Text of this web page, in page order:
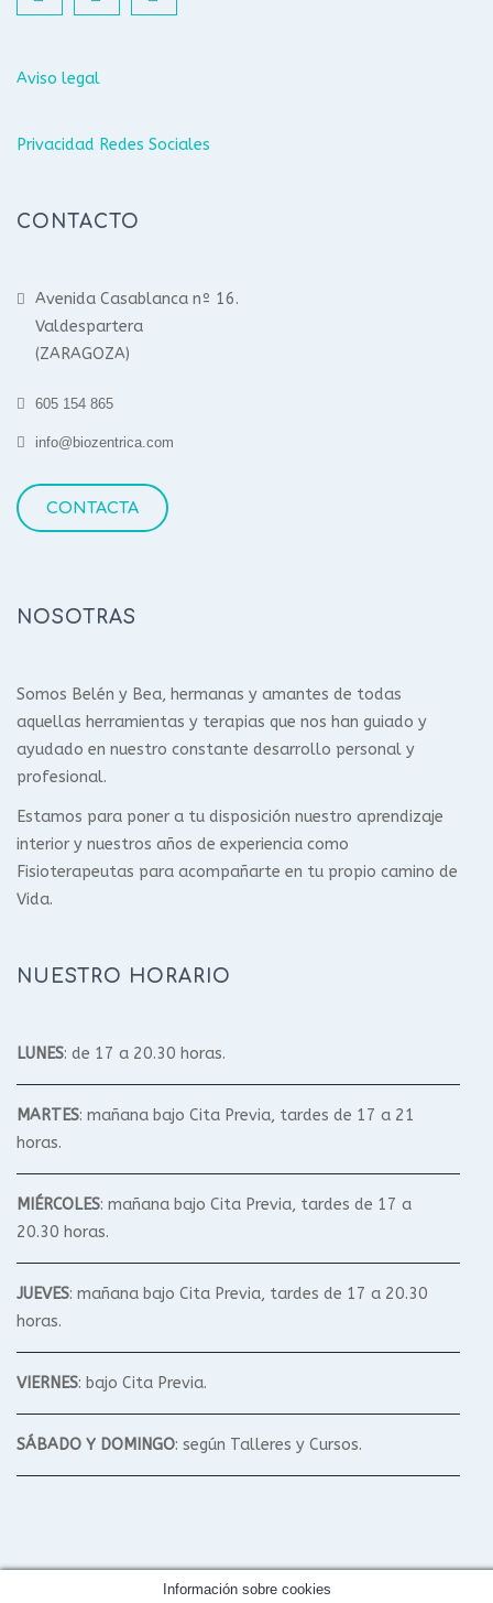
Aviso legal
Privacidad Redes Sociales
CONTACTO
Avenida Casablanca nº 16.
Valdespartera
(ZARAGOZA)
605 154 865
info@biozentrica.com
CONTACTA
NOSOTRAS
Somos Belén y Bea, hermanas y amantes de todas
aquellas herramientas y terapias que nos han guiado y
ayudado en nuestro constante desarrollo personal y
profesional.
Estamos para poner a tu disposición nuestro aprendizaje
interior y nuestros años de experiencia como
Fisioterapeutas para acompañarte en tu propio camino de
Vida.
NUESTRO HORARIO
LUNES: de 17 a 20.30 horas.
MARTES: mañana bajo Cita Previa, tardes de 17 a 21
horas.
MIÉRCOLES: mañana bajo Cita Previa, tardes de 17 a
20.30 horas.
JUEVES: mañana bajo Cita Previa, tardes de 17 a 20.30
horas.
VIERNES: bajo Cita Previa.
SÁBADO Y DOMINGO: según Talleres y Cursos.
Información sobre cookies